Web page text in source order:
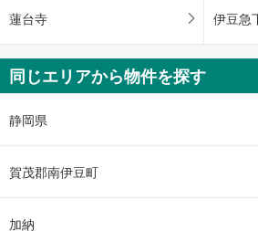
蓮台寺 伊豆急
同じエリアから物件を探す
静岡県
賀茂郡南伊豆町
加納